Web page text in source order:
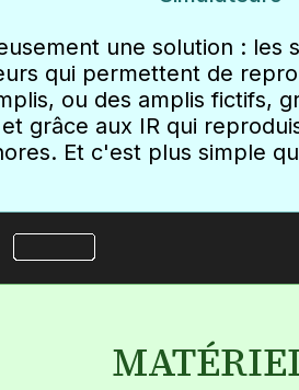
une solution : les
qui permettent de
ou des amplis fictifs,
grâce aux IR qui
Et c'est plus simple